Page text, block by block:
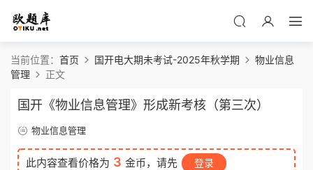
当前位置： 首页 国开电大期未考试-2025年秋学期
物业信息
管理
正文
国开《物业信息管理》形成新考核（第三次）
物业信息管理
此内容查看价格为 3 金币，请先 登录